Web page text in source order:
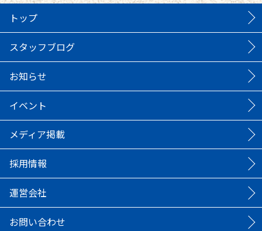
トップ
スタッフブログ
お知らせ
イベント
メディア掲載
採用情報
運営会社
お問い合わせ